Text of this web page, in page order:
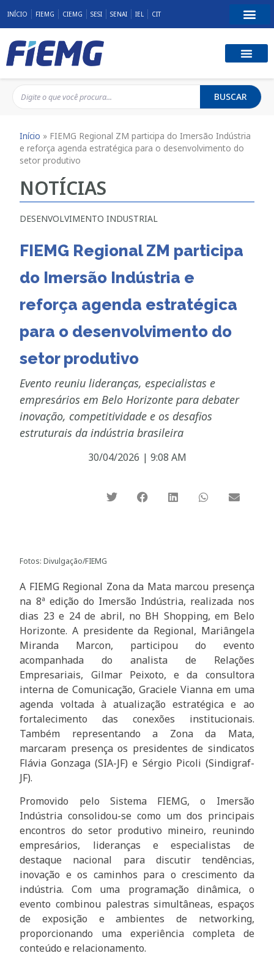
INÍCIO FIEMG CIEMG SESI SENAI IEL CIT
BUSCAR
Início » FIEMG Regional ZM participa do Imersão Indústria
e reforça agenda estratégica para o desenvolvimento do
setor produtivo
NOTÍCIAS
DESENVOLVIMENTO INDUSTRIAL
FIEMG Regional ZM participa
do Imersão Indústria e
reforça agenda estratégica
para o desenvolvimento do
setor produtivo
Evento reuniu lideranças, especialistas e
empresários em Belo Horizonte para debater
inovação, competitividade e os desafios
estruturais da indústria brasileira
30/04/2026 | 9:08 AM
Fotos: Divulgação/FIEMG
A FIEMG Regional Zona da Mata marcou presença
na 8ª edição do Imersão Indústria, realizada nos
dias 23 e 24 de abril, no BH Shopping, em Belo
Horizonte. A presidente da Regional, Mariângela
Miranda Marcon, participou do evento
acompanhada do analista de Relações
Empresariais, Gilmar Peixoto, e da consultora
interna de Comunicação, Graciele Vianna em uma
agenda voltada à atualização estratégica e ao
fortalecimento das conexões institucionais.
Também representando a Zona da Mata,
marcaram presença os presidentes de sindicatos
Flávia Gonzaga (SIA-JF) e Sérgio Picoli (Sindigraf-
JF).
Promovido pelo Sistema FIEMG, o Imersão
Indústria consolidou-se como um dos principais
encontros do setor produtivo mineiro, reunindo
empresários, lideranças e especialistas de
destaque nacional para discutir tendências,
inovação e os caminhos para o crescimento da
indústria. Com uma programação dinâmica, o
evento combinou palestras simultâneas, espaços
de exposição e ambientes de networking,
proporcionando uma experiência completa de
conteúdo e relacionamento.